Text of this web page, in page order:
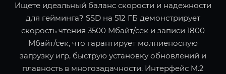
Ищете идеальный баланс скорости и надежности
для гейминга? SSD на 512 ГБ демонстрирует
скорость чтения 3500 Мбайт/сек и записи 1800
Мбайт/сек, что гарантирует молниеносную
загрузку игр, быструю установку обновлений и
плавность в многозадачности. Интерфейс M.2